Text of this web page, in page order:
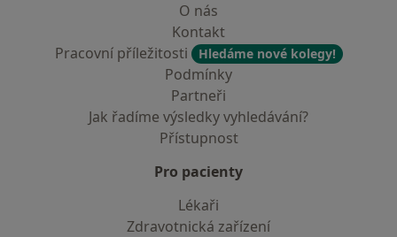
O nás
Kontakt
Pracovní příležitosti
Hledáme nové kolegy!
Podmínky
Partneři
Jak řadíme výsledky vyhledávání?
Přístupnost
Pro pacienty
Lékaři
Zdravotnická zařízení